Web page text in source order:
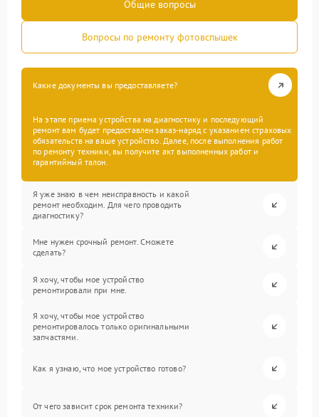
Общие вопросы
Вопросы по ремонту фотовспышек
Какие документы вы предоставляете?
На этапе приема устройства на диагностику и последующий
ремонт вам будет предоставлен заказ-наряд с указанием страховых
обязательств на ваше устройство. Далее, после выполнения работ
по ремонту техники, вы получите акт выполненных работ и
гарантийный талон.
Я уже знаю в чем неисправность и какой
ремонт необходим. Для чего проводить
диагностику?
Мне нужен срочный ремонт. Сможете
сделать?
Я хочу, чтобы мое устройство
ремонтировали при мне.
Я хочу, чтобы мое устройство
ремонтировалось только оригинальными
запчастями.
Как я узнаю, что мое устройство готово?
От чего зависит срок ремонта техники?